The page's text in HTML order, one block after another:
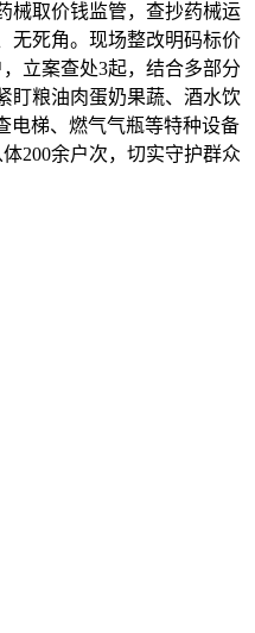
械取价钱监管，查抄药械运
无死角。现场整改明码标价
立案查处3起，结合多部分
盯粮油肉蛋奶果蔬、酒水饮
电梯、燃气气瓶等特种设备
200余户次，切实守护群众